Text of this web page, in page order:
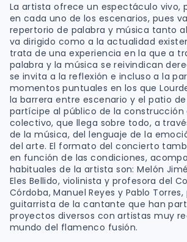
La artista ofrece un espectáculo vivo,
en cada uno de los escenarios, pues
repertorio de palabra y música tanto
va dirigido como a la actualidad
trata de una experiencia en la que a
palabra y la música se reivindican
se invita a la reflexión e incluso a la
momentos puntuales en los que
la barrera entre escenario y el patio
partícipe al público de la construcción
colectivo, que llega sobre todo, a
de la música, del lenguaje de la
del arte. El formato del concierto
en función de las condiciones,
habituales de la artista son: Melón
Eles Bellido, violinista y profesora del
Córdoba, Manuel Reyes y Pablo
guitarrista de la cantante que han
proyectos diversos con artistas muy
mundo del flamenco fusión.